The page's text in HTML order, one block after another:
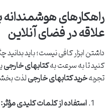
راهکارهای هوشمندانه
علاقه در فضای آنلاین
داشتن ابزار کافی نیست؛ باید
کنید تا به سرعت بهکتابهای خارجی
تجربهخرید کتابهای خارجیلذت
استفاده از کلمات کلیدی مؤثر: